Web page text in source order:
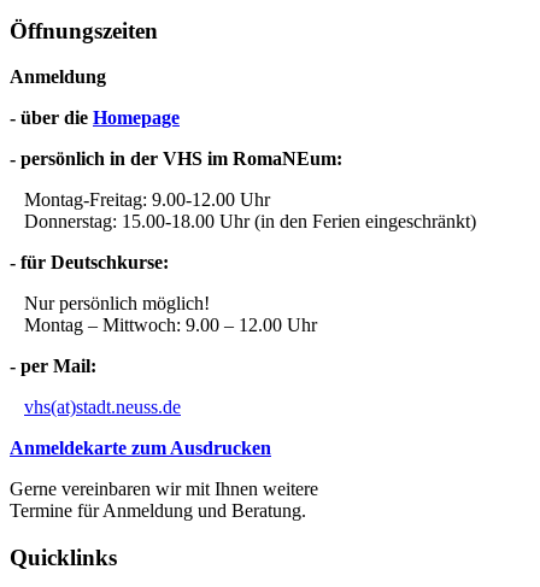
Öffnungszeiten
Anmeldung
- über die Homepage
- persönlich in der VHS im RomaNEum:
Montag-Freitag: 9.00-12.00 Uhr
Donnerstag: 15.00-18.00 Uhr (in den Ferien eingeschränkt)
- für Deutschkurse:
Nur persönlich möglich!
Montag – Mittwoch: 9.00 – 12.00 Uhr
- per Mail:
vhs(at)stadt.neuss.de
Anmeldekarte zum Ausdrucken
Gerne vereinbaren wir mit Ihnen weitere
Termine für Anmeldung und Beratung.
Quicklinks